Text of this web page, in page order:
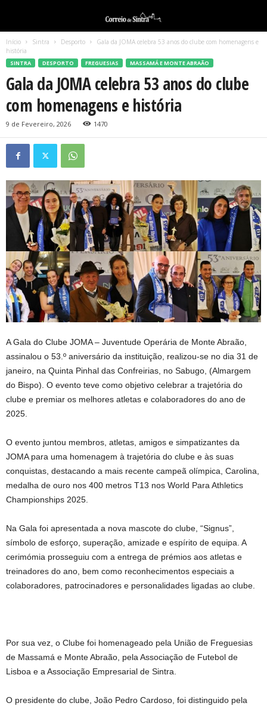
Início Sintra Desporto
Gala da JOMA celebra 53 anos do clube com homenagens e
história
SINTRA DESPORTO FREGUESIAS MASSAMÁ E MONTE ABRAÃO
Gala da JOMA celebra 53 anos do clube
com homenagens e história
9 de Fevereiro, 2026 1470
A Gala do Clube JOMA – Juventude Operária de Monte Abraão,
assinalou o 53.º aniversário da instituição, realizou-se no dia 31 de
janeiro, na Quinta Pinhal das Confreirias, no Sabugo, (Almargem
do Bispo). O evento teve como objetivo celebrar a trajetória do
clube e premiar os melhores atletas e colaboradores do ano de
2025.
O evento juntou membros, atletas, amigos e simpatizantes da
JOMA para uma homenagem à trajetória do clube e às suas
conquistas, destacando a mais recente campeã olímpica, Carolina,
medalha de ouro nos 400 metros T13 nos World Para Athletics
Championships 2025.
Na Gala foi apresentada a nova mascote do clube, “Signus”,
símbolo de esforço, superação, amizade e espírito de equipa. A
cerimómia prosseguiu com a entrega de prémios aos atletas e
treinadores do ano, bem como reconhecimentos especiais a
colaboradores, patrocinadores e personalidades ligadas ao clube.
Por sua vez, o Clube foi homenageado pela União de Freguesias
de Massamá e Monte Abraão, pela Associação de Futebol de
Lisboa e a Associação Empresarial de Sintra.
O presidente do clube, João Pedro Cardoso, foi distinguido pela